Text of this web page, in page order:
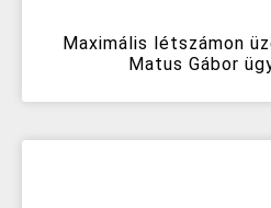
Maximális létszámon
Matus Gábor